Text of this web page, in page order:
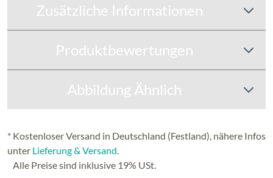
Zusätzliche Informationen
Produktbewertungen
Abbildung Ähnlich
* Kostenloser Versand in Deutschland (Festland), nähere Infos
unter Lieferung & Versand
Alle Preise sind inklusive 19% USt.